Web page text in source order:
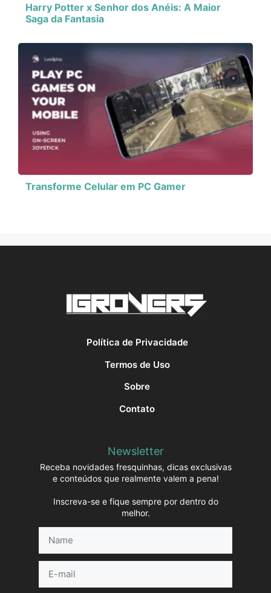
Harry Potter x Senhor dos Anéis: A Maior
Saga da Fantasia
Transforme Celular em PC Gamer
Política de Privacidade
Termos de Uso
Sobre
Contato
Newsletter
Receba novidades fresquinhas, dicas exclusivas
e conteúdos que realmente valem a pena!
Inscreva-se e fique sempre por dentro do
melhor.
mail